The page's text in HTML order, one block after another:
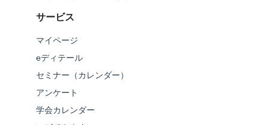
サービス
マイページ
eディテール
セミナー（カレンダー）
アンケート
学会カレンダー